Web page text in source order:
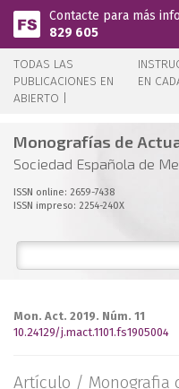
Pasar al contenido
Contacte para más
829 605
TODAS LAS
PUBLICACIONES EN
ABIERTO |
EN
Monografías de
Sociedad Española de
ISSN online: 2659-7438
ISSN impreso: 2254-240X
Mon. Act. 2019. Núm. 11
10.24129/j.mact.1101.fs1905004
Artículo / Monografia